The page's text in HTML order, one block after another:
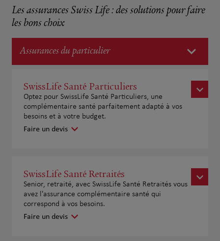
Les assurances Swiss Life : des solutions pour faire
les bons choix
Assurances du particulier
SwissLife Santé Particuliers
Optez pour SwissLife Santé Particuliers, une
complémentaire santé parfaitement adapté à vos
besoins et à votre budget.
Faire un devis
SwissLife Santé Retraités
Senior, retraité, avec SwissLife Santé Retraités vous
avez l'assurance complémentaire santé qui
correspond à vos besoins.
Faire un devis